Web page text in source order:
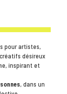
pour artistes,
désireux
inspirant et
, dans un